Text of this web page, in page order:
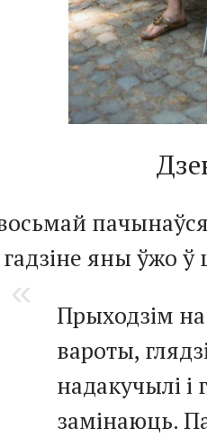
гадзіне яны ўжо ў
Прыходзім
вароты,
надакучылі і
замінаюць.